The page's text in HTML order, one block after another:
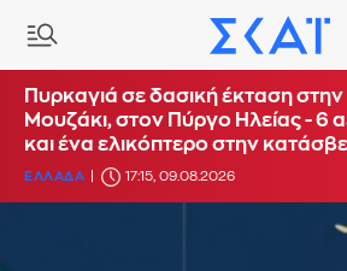
Πυρκαγιά σε δασική έκταση στην
Μουζάκι, στον Πύργο Ηλείας - 6
και ένα ελικόπτερο στην
ΕΛΛΑΔΑ 17:15, 09.08.2026